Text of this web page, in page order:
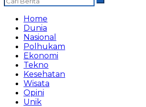
Home
Dunia
Nasional
Polhukam
Ekonomi
Tekno
Kesehatan
Wisata
Opini
Unik